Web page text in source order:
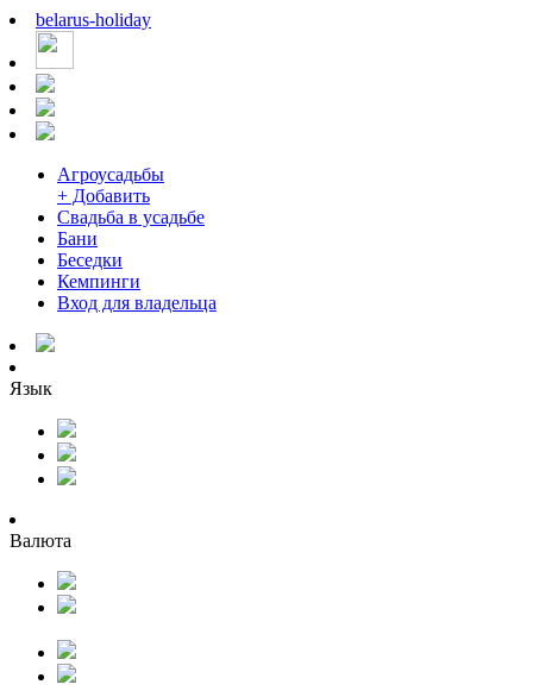
belarus-holiday
Агроусадьбы
+ Добавить
Свадьба в усадьбе
Бани
Беседки
Кемпинги
Вход для владельца
Язык
Валюта